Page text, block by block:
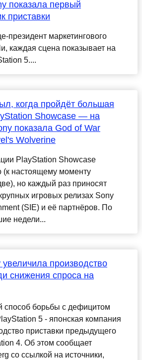
показала первый
приставки
президент маркетингового
каждая сцена показывает на
5....
когда пройдёт большая
Showcase — на
показала God of War
Wolverine
PlayStation Showcase
(к настоящему моменту
но каждый раз приносят
игровых релизах Sony
(SIE) и её партнёров. По
недели...
производство
снижения спроса на
способ борьбы с дефицитом
5 - японская компания
приставки предыдущего
4. Об этом сообщает
со ссылкой на источники,